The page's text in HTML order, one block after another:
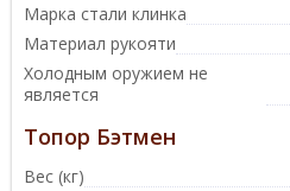
Марка стали клинка
Материал рукояти
Холодным оружием не
является
Топор Бэтмен
Вес (кг)